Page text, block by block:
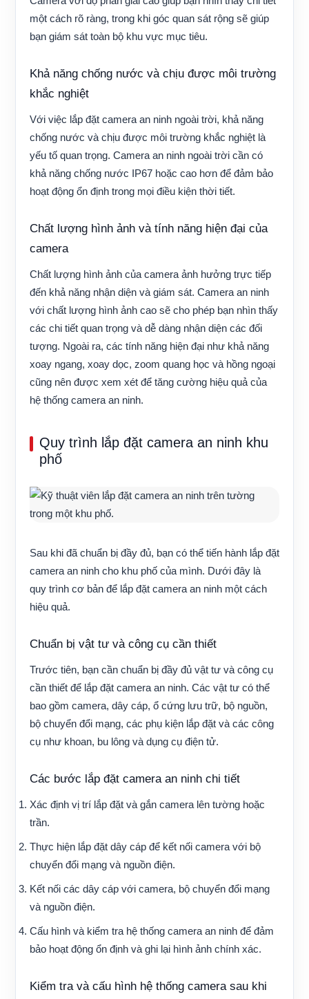
một cách rõ ràng, trong khi góc quan sát rộng sẽ giúp
bạn giám sát toàn bộ khu vực mục tiêu.
Khả năng chống nước và chịu được môi trường
khắc nghiệt
Với việc lắp đặt camera an ninh ngoài trời, khả năng
chống nước và chịu được môi trường khắc nghiệt là
yếu tố quan trọng. Camera an ninh ngoài trời cần có
khả năng chống nước IP67 hoặc cao hơn để đảm bảo
hoạt động ổn định trong mọi điều kiện thời tiết.
Chất lượng hình ảnh và tính năng hiện đại của
camera
Chất lượng hình ảnh của camera ảnh hưởng trực tiếp
đến khả năng nhận diện và giám sát. Camera an ninh
với chất lượng hình ảnh cao sẽ cho phép bạn nhìn thấy
các chi tiết quan trọng và dễ dàng nhận diện các đối
tượng. Ngoài ra, các tính năng hiện đại như khả năng
xoay ngang, xoay dọc, zoom quang học và hồng ngoại
cũng nên được xem xét để tăng cường hiệu quả của
hệ thống camera an ninh.
Quy trình lắp đặt camera an ninh khu
phố
Sau khi đã chuẩn bị đầy đủ, bạn có thể tiến hành lắp đặt
camera an ninh cho khu phố của mình. Dưới đây là
quy trình cơ bản để lắp đặt camera an ninh một cách
hiệu quả.
Chuẩn bị vật tư và công cụ cần thiết
Trước tiên, bạn cần chuẩn bị đầy đủ vật tư và công cụ
cần thiết để lắp đặt camera an ninh. Các vật tư có thể
bao gồm camera, dây cáp, ổ cứng lưu trữ, bộ nguồn,
bộ chuyển đổi mạng, các phụ kiện lắp đặt và các công
cụ như khoan, bu lông và dụng cụ điện tử.
Các bước lắp đặt camera an ninh chi tiết
Xác định vị trí lắp đặt và gắn camera lên tường hoặc
trần.
Thực hiện lắp đặt dây cáp để kết nối camera với bộ
chuyển đổi mạng và nguồn điện.
Kết nối các dây cáp với camera, bộ chuyển đổi mạng
và nguồn điện.
Cấu hình và kiểm tra hệ thống camera an ninh để đảm
bảo hoạt động ổn định và ghi lại hình ảnh chính xác.
Kiểm tra và cấu hình hệ thống camera sau khi